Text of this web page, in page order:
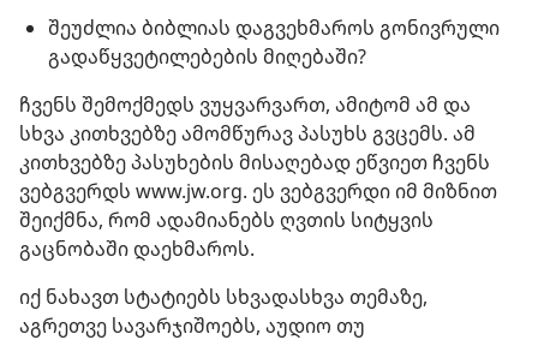
შეუძლია ბიბლიას დაგვეხმაროს გონივრული
გადაწყვეტილებების მიღებაში?
ჩვენს შემოქმედს ვუყვარვართ, ამიტომ ამ და
სხვა კითხვებზე ამომწურავ პასუხს გვცემს. ამ
კითხვებზე პასუხების მისაღებად ეწვიეთ ჩვენს
ვებგვერდს www.jw.org. ეს ვებგვერდი იმ მიზნით
შეიქმნა, რომ ადამიანებს ღვთის სიტყვის
გაცნობაში დაეხმაროს.
იქ ნახავთ სტატიებს სხვადასხვა თემაზე,
აგრეთვე სავარჯიშოებს, აუდიო თუ